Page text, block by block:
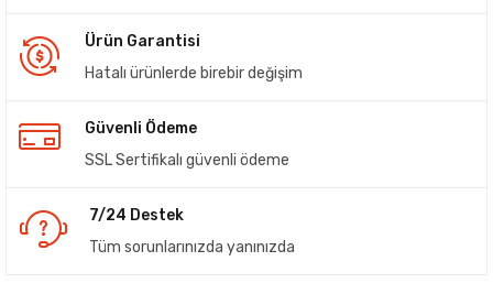
Ürün Garantisi
Hatalı ürünlerde birebir değişim
Güvenli Ödeme
SSL Sertifikalı güvenli ödeme
7/24 Destek
Tüm sorunlarınızda yanınızda